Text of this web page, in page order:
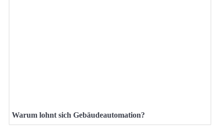
Warum lohnt sich Gebäudeautomation?